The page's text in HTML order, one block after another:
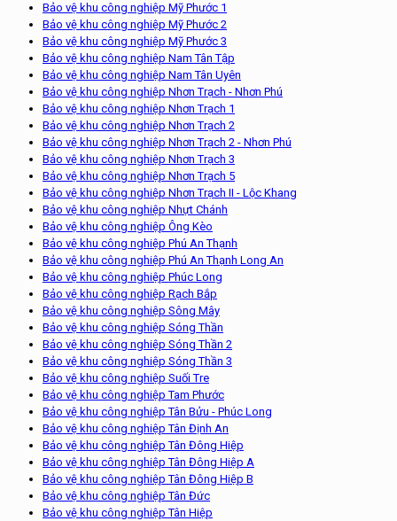
Bảo vệ khu công nghiệp Mỹ Phước 1
Bảo vệ khu công nghiệp Mỹ Phước 2
Bảo vệ khu công nghiệp Mỹ Phước 3
Bảo vệ khu công nghiệp Nam Tân Tập
Bảo vệ khu công nghiệp Nam Tân Uyên
Bảo vệ khu công nghiệp Nhơn Trạch - Nhơn Phú
Bảo vệ khu công nghiệp Nhơn Trạch 1
Bảo vệ khu công nghiệp Nhơn Trạch 2
Bảo vệ khu công nghiệp Nhơn Trạch 2 - Nhơn Phú
Bảo vệ khu công nghiệp Nhơn Trạch 3
Bảo vệ khu công nghiệp Nhơn Trạch 5
Bảo vệ khu công nghiệp Nhơn Trạch II - Lộc Khang
Bảo vệ khu công nghiệp Nhựt Chánh
Bảo vệ khu công nghiệp Ông Kèo
Bảo vệ khu công nghiệp Phú An Thạnh
Bảo vệ khu công nghiệp Phú An Thạnh Long An
Bảo vệ khu công nghiệp Phúc Long
Bảo vệ khu công nghiệp Rạch Bắp
Bảo vệ khu công nghiệp Sông Mây
Bảo vệ khu công nghiệp Sóng Thần
Bảo vệ khu công nghiệp Sóng Thần 2
Bảo vệ khu công nghiệp Sóng Thần 3
Bảo vệ khu công nghiệp Suối Tre
Bảo vệ khu công nghiệp Tam Phước
Bảo vệ khu công nghiệp Tân Bửu - Phúc Long
Bảo vệ khu công nghiệp Tân Định An
Bảo vệ khu công nghiệp Tân Đông Hiệp
Bảo vệ khu công nghiệp Tân Đông Hiệp A
Bảo vệ khu công nghiệp Tân Đông Hiệp B
Bảo vệ khu công nghiệp Tân Đức
Bảo vệ khu công nghiệp Tân Hiệp